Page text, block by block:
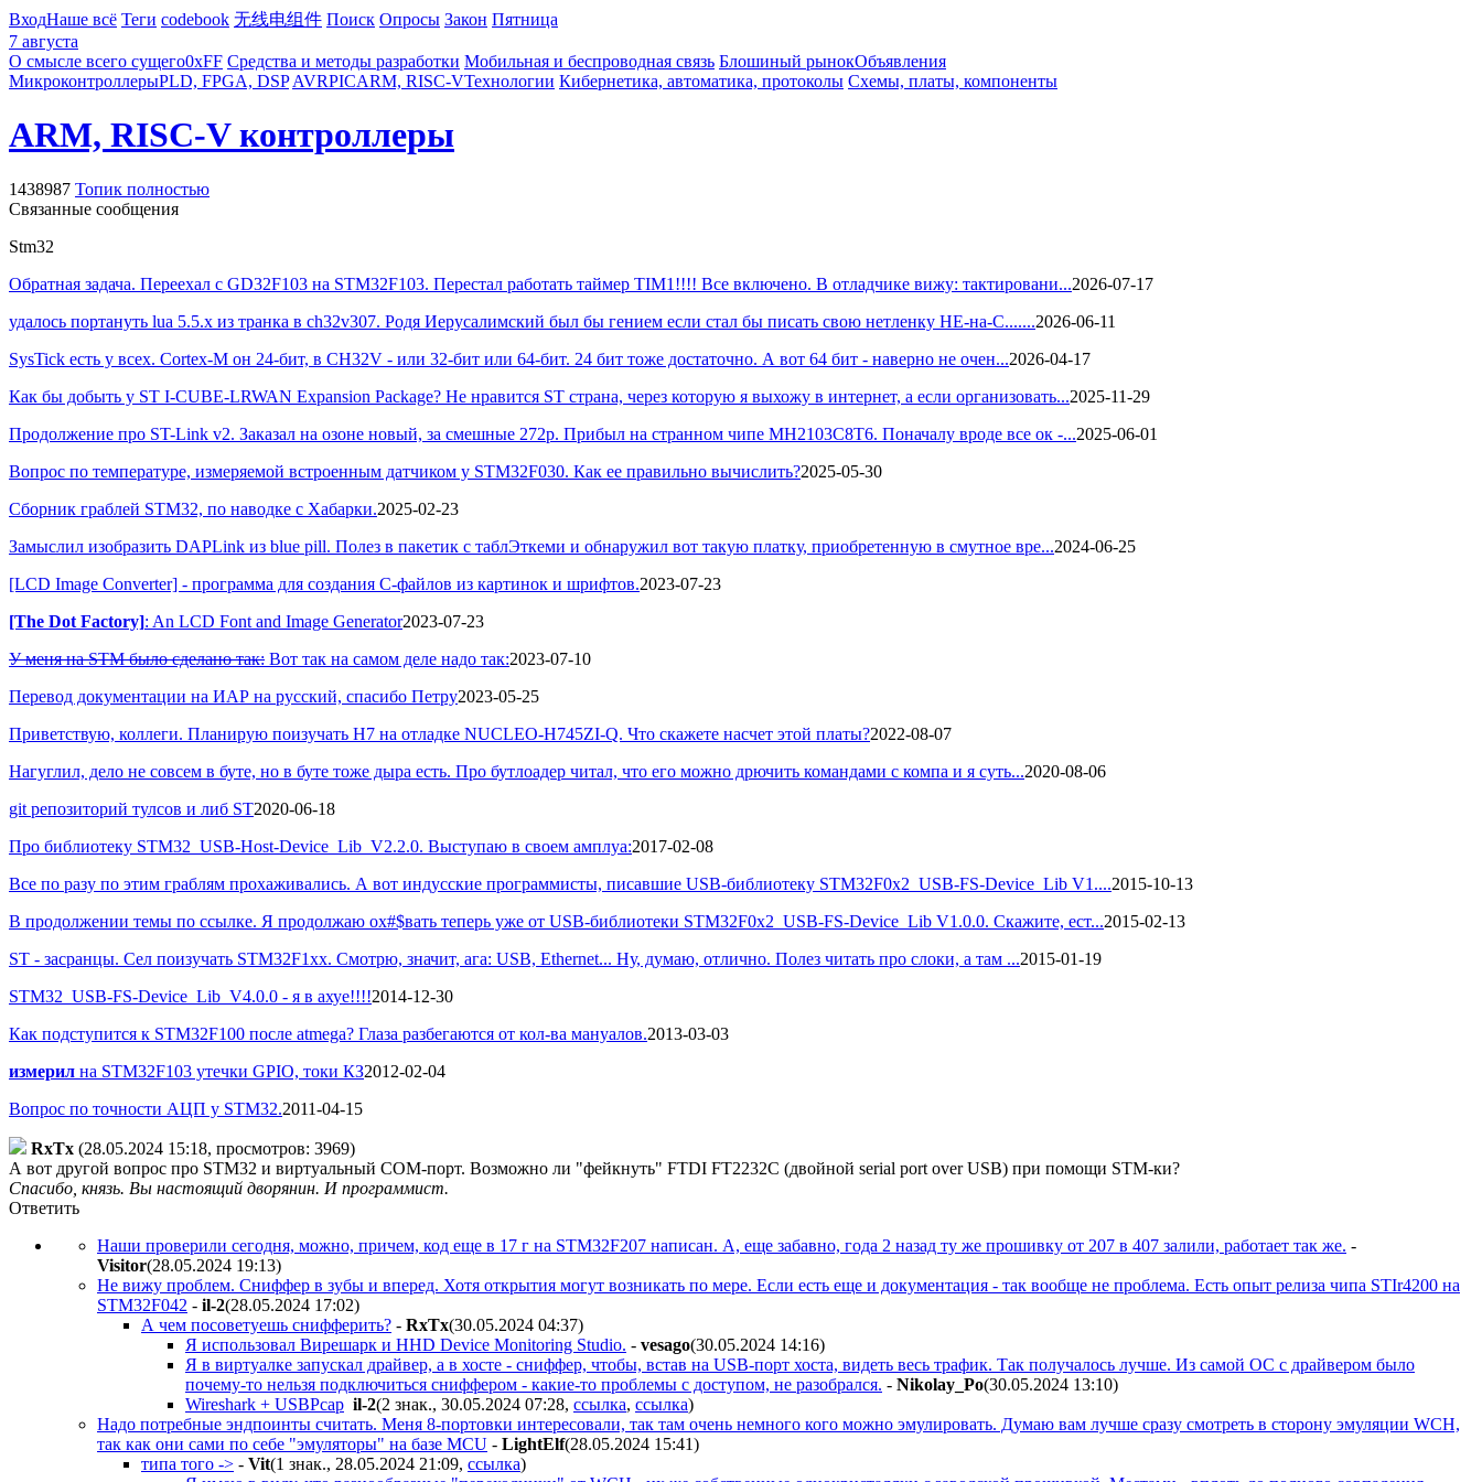
ВходНаше всё Теги codebook 无线电组件 Поиск Опросы Закон Пятница
7 августа
О смысле всего сущего0xFF Средства и методы разработки Мобильная и беспроводная связь Блошиный рынокОбъявления
МикроконтроллерыPLD, FPGA, DSP AVRPICARM, RISC-VТехнологии Кибернетика, автоматика, протоколы Схемы, платы, компоненты
ARM, RISC-V контроллеры
1438987 Топик полностью
Связанные сообщения
Stm32
Обратная задача. Переехал с GD32F103 на STM32F103. Перестал работать таймер TIM1!!!! Все включено. В отладчике вижу: тактировани...2026-07-17
удалось портануть lua 5.5.x из транка в ch32v307. Родя Иерусалимский был бы гением если стал бы писать свою нетленку НЕ-на-С.......2026-06-11
SysTick есть у всех. Cortex-M он 24-бит, в CH32V - или 32-бит или 64-бит. 24 бит тоже достаточно. А вот 64 бит - наверно не очен...2026-04-17
Как бы добыть у ST I-CUBE-LRWAN Expansion Package? Не нравится ST страна, через которую я выхожу в интернет, а если организовать...2025-11-29
Продолжение про ST-Link v2. Заказал на озоне новый, за смешные 272р. Прибыл на странном чипе MH2103C8T6. Поначалу вроде все ок -...2025-06-01
Вопрос по температуре, измеряемой встроенным датчиком у STM32F030. Как ее правильно вычислить?2025-05-30
Сборник граблей STM32, по наводке с Хабарки.2025-02-23
Замыслил изобразить DAPLink из blue рill. Полез в пакетик с таблЭткеми и обнаружил вот такую платку, приобретенную в смутное вре...2024-06-25
[LCD Image Converter] - программа для создания С-файлов из картинок и шрифтов.2023-07-23
[The Dot Factory]: An LCD Font and Image Generator2023-07-23
У меня на STM было сделано так: Вот так на самом деле надо так:2023-07-10
Перевод документации на ИАР на русский, спасибо Петру2023-05-25
Приветствую, коллеги. Планирую поизучать H7 на отладке NUCLEO-H745ZI-Q. Что скажете насчет этой платы?2022-08-07
Нагуглил, дело не совсем в буте, но в буте тоже дыра есть. Про бутлоадер читал, что его можно дрючить командами с компа и я суть...2020-08-06
git репозиторий тулсов и либ ST2020-06-18
Про библиотеку STM32_USB-Host-Device_Lib_V2.2.0. Выступаю в своем амплуа:2017-02-08
Все по разу по этим граблям прохаживались. А вот индусские программисты, писавшие USB-библиотеку STM32F0x2_USB-FS-Device_Lib V1....2015-10-13
В продолжении темы по ссылке. Я продолжаю ох#$вать теперь уже от USB-библиотеки STM32F0x2_USB-FS-Device_Lib V1.0.0. Скажите, ест...2015-02-13
ST - засранцы. Сел поизучать STM32F1xx. Смотрю, значит, ага: USB, Ethernet... Ну, думаю, отлично. Полез читать про слоки, а там ...2015-01-19
STM32_USB-FS-Device_Lib_V4.0.0 - я в ахуе!!!!2014-12-30
Как подступится к STM32F100 после atmega? Глаза разбегаются от кол-ва мануалов.2013-03-03
измерил на STM32F103 утечки GPIO, токи КЗ2012-02-04
Вопрос по точности АЦП у STM32.2011-04-15
RxTx (28.05.2024 15:18, просмотров: 3969)
А вот другой вопрос про STM32 и виртуальный COM-порт. Возможно ли "фейкнуть" FTDI FT2232C (двойной serial port over USB) при помощи STM-ки?
Спасибо, князь. Вы настоящий дворянин. И программист.
Ответить
Наши проверили сегодня, можно, причем, код еще в 17 г на STM32F207 написан. А, еще забавно, года 2 назад ту же прошивку от 207 в 407 залили, работает так же. -
Visitor(28.05.2024 19:13)
Не вижу проблем. Сниффер в зубы и вперед. Хотя открытия могут возникать по мере. Если есть еще и документация - так вообще не проблема. Есть опыт релиза чипа STIr4200 на
STM32F042 - il-2(28.05.2024 17:02)
А чем посоветуешь снифферить? - RxTx(30.05.2024 04:37)
Я использовал Вирешарк и HHD Device Monitoring Studio. - vesago(30.05.2024 14:16)
Я в виртуалке запускал драйвер, а в хосте - сниффер, чтобы, встав на USB-порт хоста, видеть весь трафик. Так получалось лучше. Из самой ОС с драйвером было
почему-то нельзя подключиться сниффером - какие-то проблемы с доступом, не разобрался. - Nikolay_Po(30.05.2024 13:10)
Wireshark + USBPcap il-2(2 знак., 30.05.2024 07:28, ссылка, ссылка)
Надо потребные эндпоинты считать. Меня 8-портовки интересовали, так там очень немного кого можно эмулировать. Думаю вам лучше сразу смотреть в сторону эмуляции WCH,
так как они сами по себе "эмуляторы" на базе MCU - LightElf(28.05.2024 15:41)
типа того -> - Vit(1 знак., 28.05.2024 21:09, ссылка)